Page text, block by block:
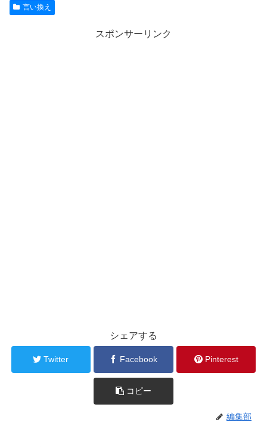
言い換え
スポンサーリンク
シェアする
Twitter Facebook Pinterest
コピー
編集部